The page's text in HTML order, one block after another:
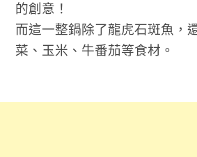
的創意！
而這一整鍋除了龍虎石斑魚，
菜、玉米、牛番茄等食材。